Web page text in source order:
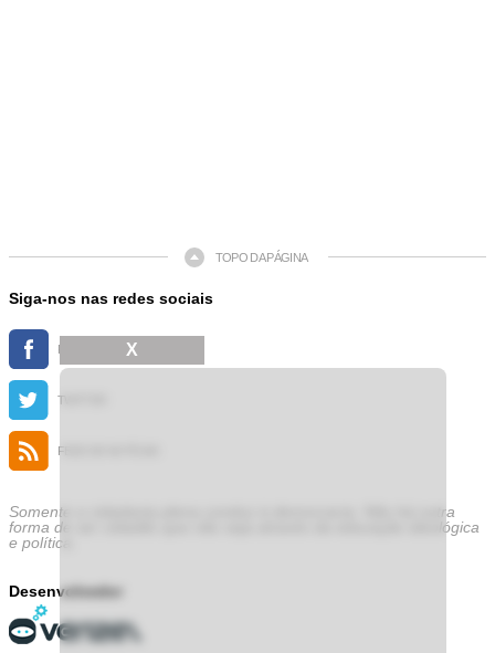
TOPO DA PÁGINA
Siga-nos nas redes sociais
FACEBOOK
TWITTER
FEED DE NOTÍCIAS
Somente a cidadania plena conduz à democracia. Não há outra
forma de ser cidadão que não seja através da educação ideológica
e política.
Desenvolvedor
X